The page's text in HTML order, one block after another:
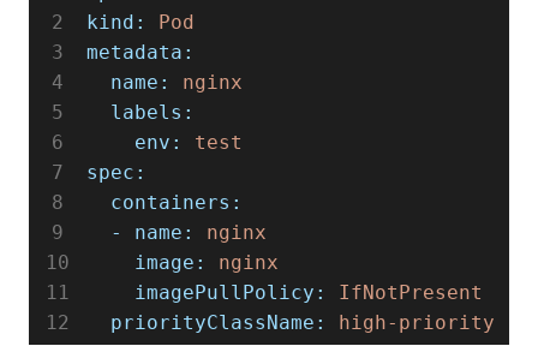
kind:
Pod
metadata:
  name:
nginx
  labels:
    env:
test
spec:
  containers:
  - name:
nginx
    image:
nginx
    imagePullPolicy:
IfNotPresent
  priorityClassName:
high-priority